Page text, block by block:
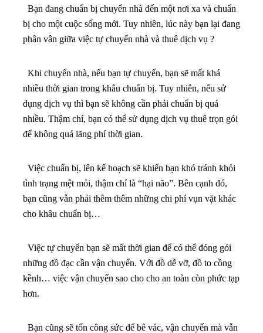
Bạn đang chuẩn bị chuyển nhà đến một nơi xa và chuẩn
bị cho một cuộc sống mới. Tuy nhiên, lúc này bạn lại đang
phân vân giữa việc tự chuyển nhà và thuê dịch vụ ?
Khi chuyển nhà, nếu bạn tự chuyển, bạn sẽ mất khá
nhiều thời gian trong khâu chuẩn bị. Tuy nhiên, nếu sử
dụng dịch vụ thì bạn sẽ không cần phải chuẩn bị quá
nhiều. Thậm chí, bạn có thể sử dụng dịch vụ thuê trọn gói
để không quá lãng phí thời gian.
Việc chuẩn bị, lên kế hoạch sẽ khiến bạn khó tránh khỏi
tình trạng mệt mỏi, thậm chí là “hại não”. Bên cạnh đó,
bạn cũng vẫn phải thêm thêm những chi phí vụn vặt khác
cho khâu chuẩn bị…
Việc tự chuyển bạn sẽ mất thời gian để có thể đóng gói
những đồ đạc cần vận chuyển. Với đồ dễ vỡ, đồ to cồng
kềnh… việc vận chuyển sao cho cho an toàn còn phức tạp
hơn.
Bạn cũng sẽ tốn công sức để bê vác, vận chuyển mà vẫn